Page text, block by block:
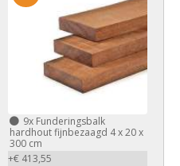
9xFunderingsbalk
hardhout fijnbezaagd 4 x 20 x
300 cm
+€ 413,55